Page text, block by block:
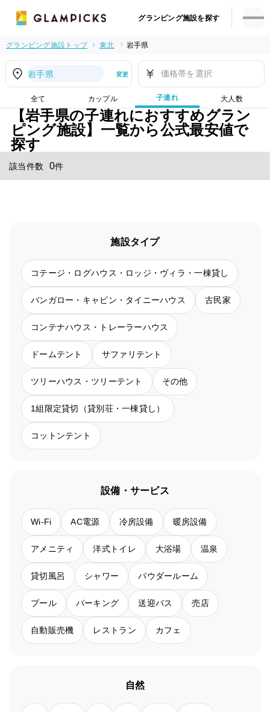
グランピング施設を探す
グランピング施設トップ 東北 岩手県
岩手県 変更 価格帯を選択
全て カップル 子連れ 大人数
【岩手県の子連れにおすすめグラン
ピング施設】一覧から公式最安値で
探す
該当件数 0件
施設タイプ
コテージ・ログハウス・ロッジ・ヴィラ・一棟貸し
バンガロー・キャビン・タイニーハウス 古民家
コンテナハウス・トレーラーハウス
ドームテント サファリテント
ツリーハウス・ツリーテント その他
1組限定貸切（貸別荘・一棟貸し）
コットンテント
設備・サービス
Wi-Fi AC電源 冷房設備 暖房設備
アメニティ 洋式トイレ 大浴場 温泉
貸切風呂 シャワー パウダールーム
プール パーキング 送迎バス 売店
自動販売機 レストラン カフェ
自然